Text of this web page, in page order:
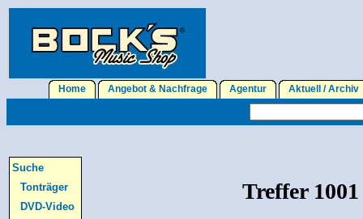
Home Angebot & Nachfrage Agentur Aktuell / Archiv
Suche
Tonträger
DVD-Video
Treffer